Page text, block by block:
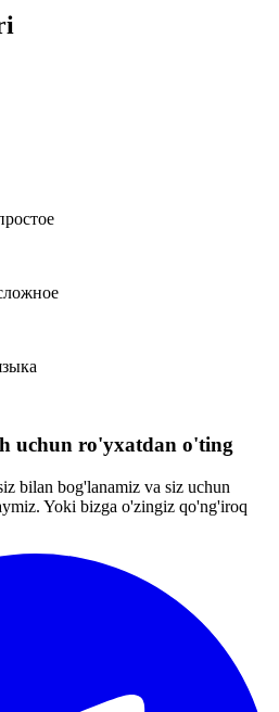
uchun ro'yxatdan o'ting
bilan bog'lanamiz va siz uchun
Yoki bizga o'zingiz qo'ng'iroq